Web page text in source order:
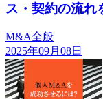
ス・契約の流れ
M&A全般
2025年09月08日